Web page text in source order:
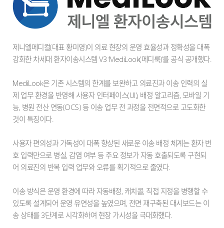
제니엘메디컬(대표 황미영)이 의료 현장의 운영 효율성과 정확성을 대폭
강화한 차세대 환자이송시스템 V3 ‘MediLook(메디룩)’를 공식 공개했다.
MediLook은 기존 시스템의 한계를 보완하고 의료진과 이송 인력의 실
제 업무 환경을 반영해 사용자 인터페이스(UI), 배정 알고리즘, 모바일 기
능, 병원 전산 연동(OCS) 등 이송 업무 전 과정을 전면적으로 고도화한
것이 특징이다.
사용자 편의성과 가독성이 대폭 향상된 새로운 이송 배정 체계는 환자 번
호 입력만으로 병실, 감염 여부 등 주요 정보가 자동 호출되도록 구현되
어 의료진의 반복 입력 업무와 오류를 획기적으로 줄였다.
이송 방식은 운영 환경에 따라 자동배정, 캐치콜, 직접 지정을 병행할 수
있도록 설계되어 운영 유연성을 높였으며, 전면 재구축된 대시보드는 이
송 상태를 3단계로 시각화하여 현장 가시성을 극대화했다.